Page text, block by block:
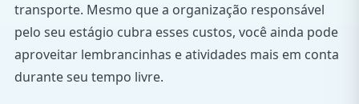
transporte. Mesmo que a organização responsável
pelo seu estágio cubra esses custos, você ainda pode
aproveitar lembrancinhas e atividades mais em conta
durante seu tempo livre.